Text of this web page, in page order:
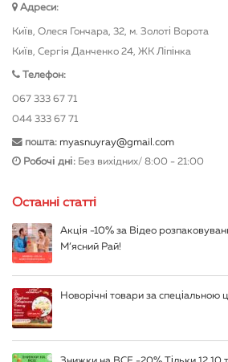
Адреси:
Київ, Олеся Гончара, 32, м. Золоті Ворота
Київ, Сергія Данченко 24, ЖК Ліпінка
Телефон:
067 333 67 71
044 333 67 71
пошта: myasnuyray@gmail.com
Робочі дні: Без вихідних/ 8:00 - 21:00
Останні статті
Акція -10% за Відео
М’ясний Рай!
Новорічні товари за спеціальною